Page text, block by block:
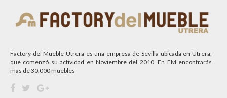
Factory del Mueble Utrera es una empresa de Sevilla ubicada en Utrera,
que comenzó su actividad en Noviembre del 2010. En FM encontrarás
más de 30.000 muebles